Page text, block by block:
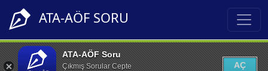
ATA-AÖF SORU
ATA-AÖF Soru
Çıkmış Sorular Cepte
AÇ